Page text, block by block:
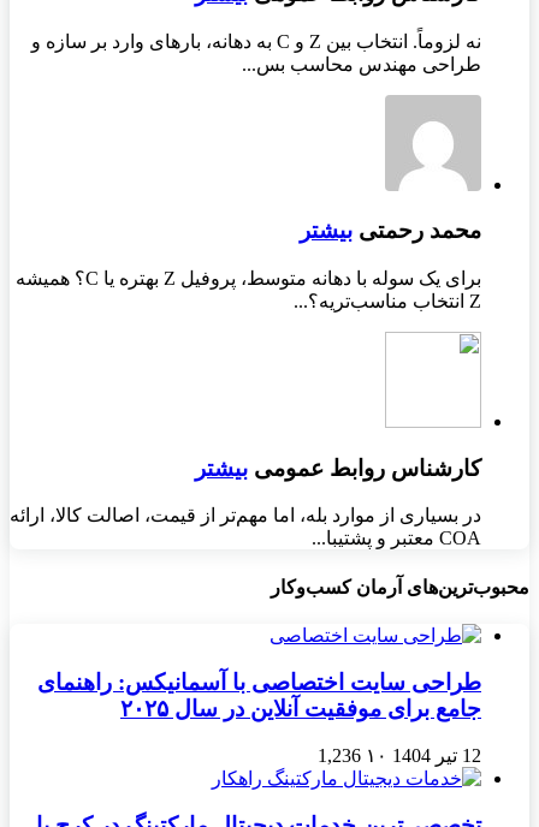
نه لزوماً. انتخاب بین Z و C به دهانه، بارهای وارد بر سازه و
طراحی مهندس محاسب بس...
محمد رحمتی بیشتر
برای یک سوله با دهانه متوسط، پروفیل Z بهتره یا C؟ همیشه
Z انتخاب مناسب‌تریه؟...
کارشناس روابط عمومی بیشتر
در بسیاری از موارد بله، اما مهم‌تر از قیمت، اصالت کالا، ارائه
COA معتبر و پشتیبا...
محبوب‌ترین‌های آرمان کسب‌وکار
طراحی سایت اختصاصی با آسمانیکس: راهنمای
جامع برای موفقیت آنلاین در سال ۲۰۲۵
12 تیر 1404 ۱۰ 1,236